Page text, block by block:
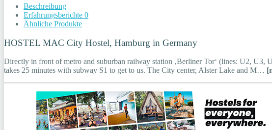
Beschreibung
Erfahrungsberichte 0
Ähnliche Produkte
HOSTEL MAC City Hostel, Hamburg in Germany
Directly in front of metro and suburban railway station ‚Berliner Tor‘ (lines: U2,
takes 25 minutes with subway S1 to get to us. The City center, Alster Lake and M…